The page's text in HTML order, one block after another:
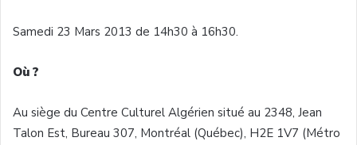
Samedi 23 Mars 2013 de 14h30 à 16h30.
Où ?
Au siège du Centre Culturel Algérien situé au 2348, Jean
Talon Est, Bureau 307, Montréal (Québec), H2E 1V7 (Métro